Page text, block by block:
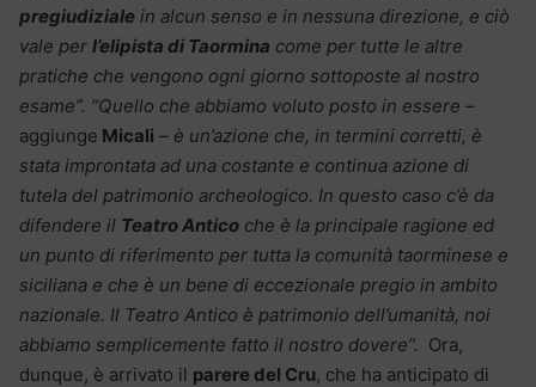
pregiudiziale in alcun senso e in nessuna direzione, e ciò
vale per l’elipista di Taormina come per tutte le altre
pratiche che vengono ogni giorno sottoposte al nostro
esame”. “Quello che abbiamo voluto posto in essere –
aggiunge Micali – è un’azione che, in termini corretti, è
stata improntata ad una costante e continua azione di
tutela del patrimonio archeologico. In questo caso c’è da
difendere il Teatro Antico che è la principale ragione ed
un punto di riferimento per tutta la comunità taorminese e
siciliana e che è un bene di eccezionale pregio in ambito
nazionale. Il Teatro Antico è patrimonio dell’umanità, noi
abbiamo semplicemente fatto il nostro dovere”. Ora,
dunque, è arrivato il parere del Cru, che ha anticipato di